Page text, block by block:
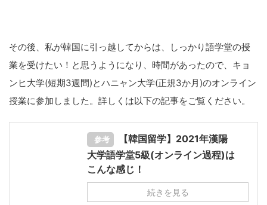
その後、私が韓国に引っ越してからは、しっかり語学堂の授
業を受けたい！と思うようになり、時間があったので、キョ
ンヒ大学(短期3週間)とハニャン大学(正規3か月)のオンライン
授業に参加しました。詳しくは以下の記事をご覧ください。
参考
【韓国留学】2021年漢陽
大学語学堂5級(オンライン過程)は
こんな感じ！
続きを見る